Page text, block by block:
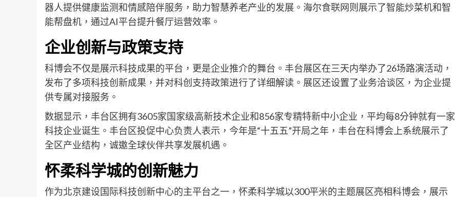
器人提供健康监测和情感陪伴服务，助力智慧养老产业的发展。海尔食联网则展示了智能炒菜机和智
能帮盘机，通过AI平台提升餐厅运营效率。
企业创新与政策支持
科博会不仅是展示科技成果的平台，更是企业推介的舞台。丰台展区在三天内举办了26场路演活动，
发布了多项科技创新成果，并对科创支持政策进行了详细解读。展区还设置了业务洽谈区，为企业提
供专属对接服务。
数据显示，丰台区拥有3605家国家级高新技术企业和856家专精特新中小企业，平均每8分钟就有一家
科技企业诞生。丰台区投促中心负责人表示，今年是“十五五”开局之年，丰台在科博会上系统展示了
全区产业结构，诚邀全球伙伴共享发展机遇。
怀柔科学城的创新魅力
作为北京建设国际科技创新中心的主平台之一，怀柔科学城以300平米的主题展区亮相科博会，展示